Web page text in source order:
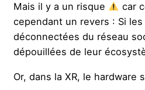
Mais il y a un risque
car
cependant un revers : Si
déconnectées du réseau
dépouillées de leur
Or, dans la XR, le hardware